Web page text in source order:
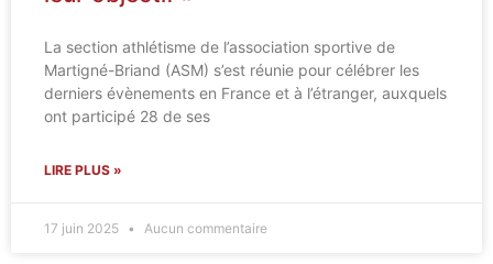
La section athlétisme de l’association sportive de
Martigné-Briand (ASM) s’est réunie pour célébrer les
derniers évènements en France et à l’étranger, auxquels
ont participé 28 de ses
LIRE PLUS »
17 juin 2025 Aucun commentaire